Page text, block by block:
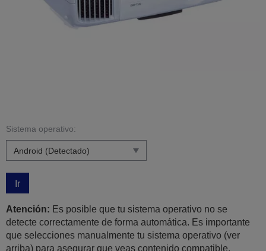
Sistema operativo:
Ir
Atención: Es posible que tu sistema operativo no se
detecte correctamente de forma automática. Es importante
que selecciones manualmente tu sistema operativo (ver
arriba) para asegurar que veas contenido compatible.